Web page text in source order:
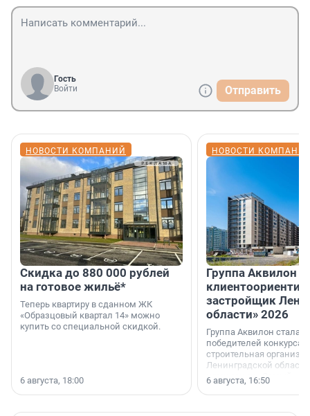
Гость
Войти
Отправить
НОВОСТИ КОМПАНИЙ
Скидка до 880 000 рублей
на готовое жильё*
Теперь квартиру в сданном ЖК
«Образцовый квартал 14» можно
купить со специальной скидкой.
6 августа, 18:00
НОВОСТИ
Группа Аквилон
застройщик
области» 2026
Группа Аквилон стала
победителей конкурса
строительная
Ленинградской области
номинации «Самый
застройщик
области».
6 августа, 16:50